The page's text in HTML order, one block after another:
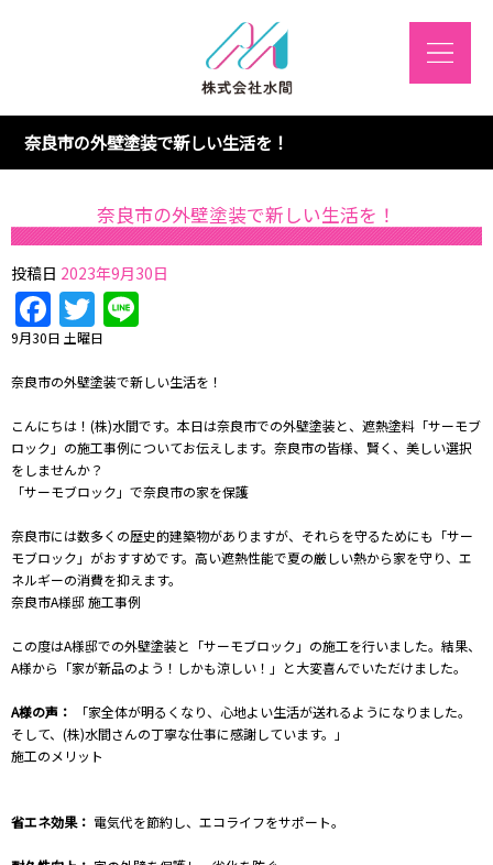
奈良市の外壁塗装で新しい生活を！
奈良市の外壁塗装で新しい生活を！
投稿日 2023年9月30日
Facebook
Twitter
9月30日 土曜日
奈良市の外壁塗装で新しい生活を！
こんにちは！(株)水間です。本日は奈良市での外壁塗装と、遮熱塗料「サーモブ
ロック」の施工事例についてお伝えします。奈良市の皆様、賢く、美しい選択
をしませんか？
「サーモブロック」で奈良市の家を保護
奈良市には数多くの歴史的建築物がありますが、それらを守るためにも「サー
モブロック」がおすすめです。高い遮熱性能で夏の厳しい熱から家を守り、エ
ネルギーの消費を抑えます。
奈良市A様邸 施工事例
この度はA様邸での外壁塗装と「サーモブロック」の施工を行いました。結果、
A様から「家が新品のよう！しかも涼しい！」と大変喜んでいただけました。
A様の声：
「家全体が明るくなり、心地よい生活が送れるようになりました。
そして、(株)水間さんの丁寧な仕事に感謝しています。」
施工のメリット
省エネ効果： 電気代を節約し、エコライフをサポート。